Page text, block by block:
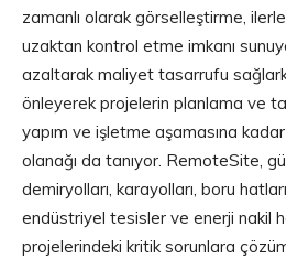
zamanlı olarak görselleştirme,
uzaktan kontrol etme imkanı
azaltarak maliyet tasarrufu
önleyerek projelerin planlama ve
yapım ve işletme aşamasına
olanağı da tanıyor. RemoteSite,
demiryolları, karayolları, boru
endüstriyel tesisler ve enerji nakil
projelerindeki kritik sorunlara